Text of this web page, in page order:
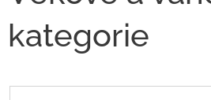
kategorie